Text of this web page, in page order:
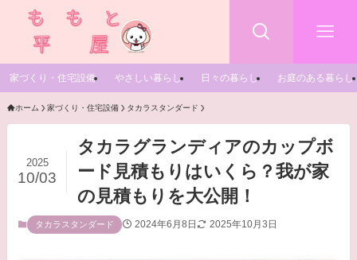
家づくり・住宅設備 やさしい暮らし 日々の暮らし お庭のある暮らし
ホーム 家づくり・住宅設備 タカラスタンダード
タカラグランディアのカップボ
ード見積もりはいくら？我が家
の見積もりを大公開！
2025
10/03
タカラスタンダード 2024年6月8日 2025年10月3日